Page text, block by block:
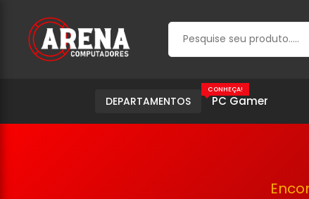
DEPARTAMENTOS PC Gamer
CONHEÇA!